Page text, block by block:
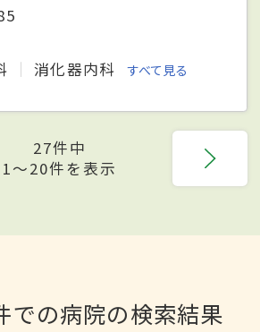
消化器内科 すべて見る
27件中
1〜20件を表示
での病院の検索結果